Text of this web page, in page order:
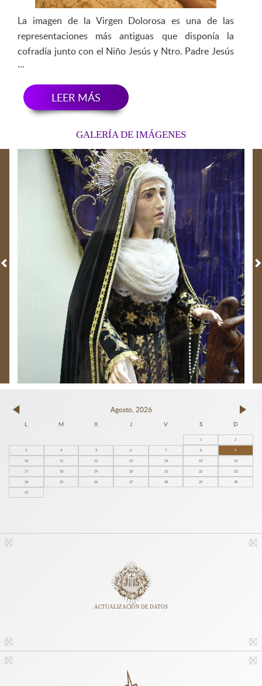
La imagen de la Virgen Dolorosa es una de las
representaciones más antiguas que disponía la
cofradía junto con el Niño Jesús y Ntro. Padre Jesús
Nazareno, quedando totalmente destruida en la
guerra civil española.
LEER MÁS
GALERÍA DE IMÁGENES
Agosto, 2026
L M X J V S D
1
2
3
4 5 6 7 8
9
10
11 12 13 14 15
16
17
18 19 20 21 22
23
24
25 26 27 28 29
30
31
ACTUALIZACIÓN DE DATOS